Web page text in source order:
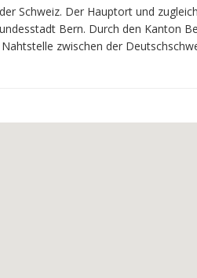
Schweiz. Der Hauptort und zugleich
Bern. Durch den Kanton
zwischen der